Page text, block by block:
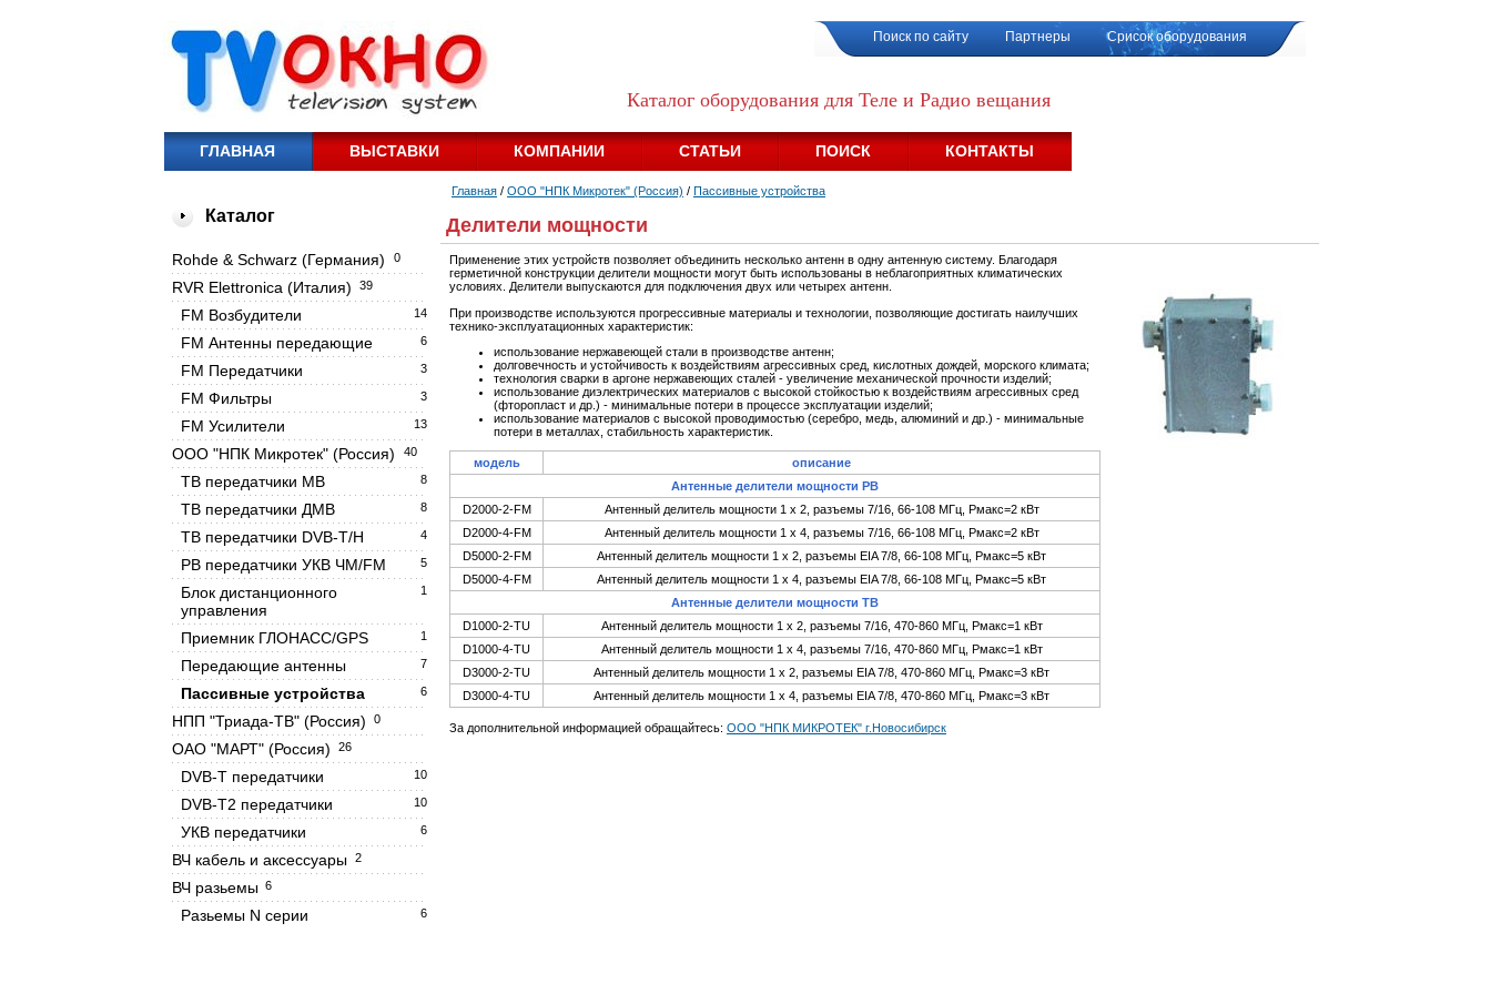
Поиск по сайту Партнеры Срисок оборудования
Каталог оборудования для Теле и Радио вещания
ГЛАВНАЯ ВЫСТАВКИ КОМПАНИИ СТАТЬИ ПОИСК КОНТАКТЫ
Каталог
0
Rohde & Schwarz (Германия)
39
RVR Elettronica (Италия)
14
FM Возбудители
6
FM Антенны передающие
3
FM Передатчики
3
FM Фильтры
13
FM Усилители
40
OOO "НПК Микротек" (Россия)
8
ТВ передатчики МВ
8
ТВ передатчики ДМВ
4
ТВ передатчики DVB-T/H
5
РВ передатчики УКВ ЧМ/FM
1
Блок дистанционного
управления
1
Приемник ГЛОНАСС/GPS
7
Передающие антенны
6
Пассивные устройства
0
НПП "Триада-ТВ" (Россия)
26
ОАО "МАРТ" (Россия)
10
DVB-T передатчики
10
DVB-T2 передатчики
6
УКВ передатчики
2
ВЧ кабель и аксессуары
6
ВЧ разьемы
6
Разьемы N серии
Главная / OOO "НПК Микротек" (Россия) / Пассивные устройства
Делители мощности
Применение этих устройств позволяет объединить несколько антенн в одну антенную систему. Благодаря
герметичной конструкции делители мощности могут быть использованы в неблагоприятных климатических
условиях. Делители выпускаются для подключения двух или четырех антенн.
При производстве используются прогрессивные материалы и технологии, позволяющие достигать наилучших
технико-эксплуатационных характеристик:
использование нержавеющей стали в производстве антенн;
долговечность и устойчивость к воздействиям агрессивных сред, кислотных дождей, морского климата;
технология сварки в аргоне нержавеющих сталей - увеличение механической прочности изделий;
использование диэлектрических материалов с высокой стойкостью к воздействиям агрессивных сред
(фторопласт и др.) - минимальные потери в процессе эксплуатации изделий;
использование материалов с высокой проводимостью (серебро, медь, алюминий и др.) - минимальные
потери в металлах, стабильность характеристик.
модель
описание
Антенные делители мощности РВ
D2000-2-FM
Антенный делитель мощности 1 х 2, разъемы 7/16, 66-108 МГц, Рмакс=2 кВт
D2000-4-FM
Антенный делитель мощности 1 х 4, разъемы 7/16, 66-108 МГц, Рмакс=2 кВт
D5000-2-FM
Антенный делитель мощности 1 х 2, разъемы EIA 7/8, 66-108 МГц, Рмакс=5 кВт
D5000-4-FM
Антенный делитель мощности 1 х 4, разъемы EIA 7/8, 66-108 МГц, Рмакс=5 кВт
Антенные делители мощности ТВ
D1000-2-TU
Антенный делитель мощности 1 х 2, разъемы 7/16, 470-860 МГц, Рмакс=1 кВт
D1000-4-TU
Антенный делитель мощности 1 х 4, разъемы 7/16, 470-860 МГц, Рмакс=1 кВт
D3000-2-TU
Антенный делитель мощности 1 х 2, разъемы EIA 7/8, 470-860 МГц, Рмакс=3 кВт
D3000-4-TU
Антенный делитель мощности 1 х 4, разъемы EIA 7/8, 470-860 МГц, Рмакс=3 кВт
За дополнительной информацией обращайтесь: OOO "НПК МИКРОТЕК" г.Новосибирск